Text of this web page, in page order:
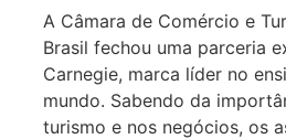
A Câmara de Comércio e
Brasil fechou uma parceria
Carnegie, marca líder no
mundo. Sabendo da
turismo e nos negócios, os